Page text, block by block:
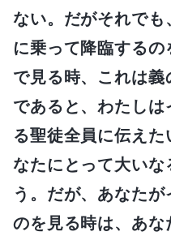
ない。だがそれで
に乗って降臨するの
で見る時、これは義
であると、わたし
る聖徒全員に伝え
なたにとって大いな
う。だが、あなた
のを見る時は、あ